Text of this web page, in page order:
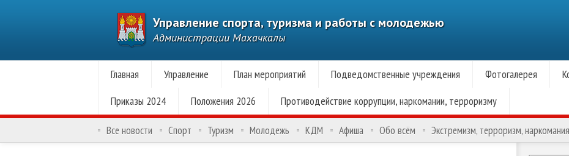
Управление спорта, туризма и работы с молодежью
Администрации Махачкалы
Главная Управление План мероприятий Подведомственные учреждения Фотогалерея
Приказы 2024
Положения 2026 Противодействие коррупции, наркомании, терроризму
Все новости Спорт Туризм Молодежь КДМ Афиша Обо всём Экстремизм, терроризм, наркомания